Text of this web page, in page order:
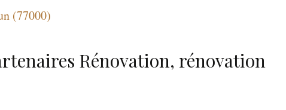
(77000)
Rénovation, rénovation